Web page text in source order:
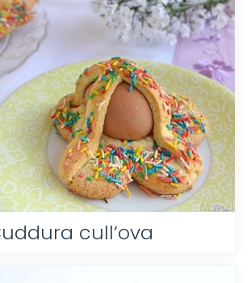
cull’ova